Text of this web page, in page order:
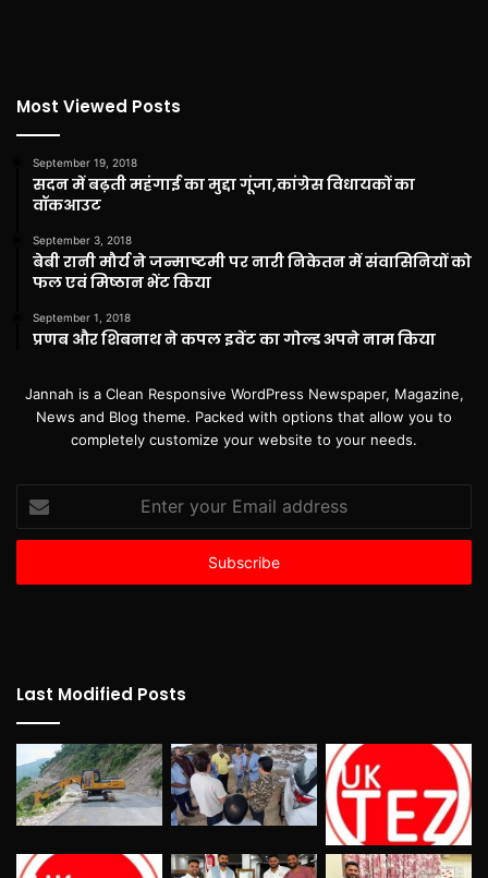
Most Viewed Posts
September 19, 2018
सदन में बढ़ती महंगाई का मुद्दा गूंजा,कांग्रेस विधायकों का
वॉकआउट
September 3, 2018
बेबी रानी मौर्य ने जन्माष्टमी पर नारी निकेतन में संवासिनियों को
फल एवं मिष्ठान भेंट किया
September 1, 2018
प्रणब और शिबनाथ ने कपल इवेंट का गोल्ड अपने नाम किया
Jannah is a Clean Responsive WordPress Newspaper, Magazine,
News and Blog theme. Packed with options that allow you to
completely customize your website to your needs.
your
Email
Last Modified Posts